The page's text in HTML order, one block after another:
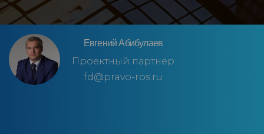
Евгений Абибулаев
Проектный партнер
fd@pravo-ros.ru